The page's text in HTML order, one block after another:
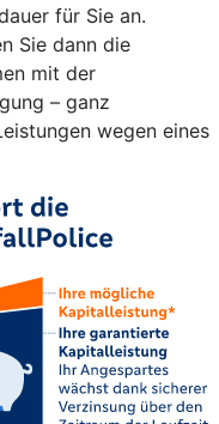
für Sie an.
Sie dann die
mit der
– ganz
wegen eines